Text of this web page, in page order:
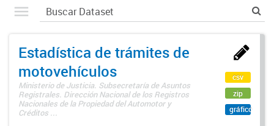
Estadística de trámites de
motovehículos
Ministerio de Justicia. Subsecretaría de Asuntos
Registrales. Dirección Nacional de los Registros
Nacionales de la Propiedad del Automotor y
Créditos ...
csv
zip
gráfico